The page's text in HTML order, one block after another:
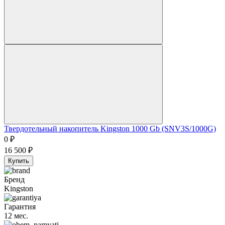
Твердотельный накопитель Kingston 1000 Gb (SNV3S/1000G)
0 ₽
16 500 ₽
Купить
Бренд
Kingston
Гарантия
12 мес.